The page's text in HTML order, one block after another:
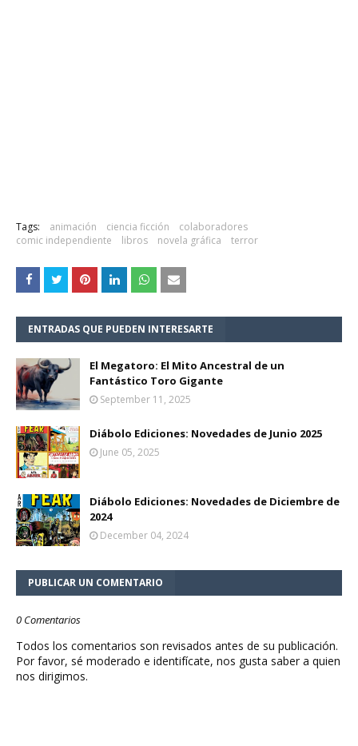
Tags: animación ciencia ficción
colaboradores
comic independiente
libros novela gráfica terror
ENTRADAS QUE PUEDEN INTERESARTE
El Megatoro: El Mito Ancestral de un
Fantástico Toro Gigante
September 11, 2025
Diábolo Ediciones: Novedades de Junio 2025
June 05, 2025
Diábolo Ediciones: Novedades de Diciembre de
2024
December 04, 2024
PUBLICAR UN COMENTARIO
0 Comentarios
Todos los comentarios son revisados antes de su publicación.
Por favor, sé moderado e identifícate, nos gusta saber a quien
nos dirigimos.